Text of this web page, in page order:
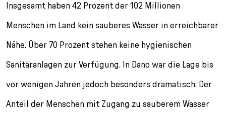
Insgesamt haben 42 Prozent der 102 Millionen
Menschen im Land kein sauberes Wasser in erreichbarer
Nähe. Über 70 Prozent stehen keine hygienischen
Sanitäranlagen zur Verfügung. In Dano war die Lage bis
vor wenigen Jahren jedoch besonders dramatisch: Der
Anteil der Menschen mit Zugang zu sauberem Wasser